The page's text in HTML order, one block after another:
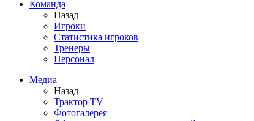
Команда
Назад
Игроки
Статистика игроков
Тренеры
Персонал
Медиа
Назад
Трактор TV
Фотогалерея